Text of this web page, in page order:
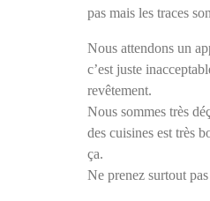
pas mais les traces
Nous attendons un
c’est juste
revêtement.
Nous sommes très
des cuisines est très
ça.
Ne prenez surtout